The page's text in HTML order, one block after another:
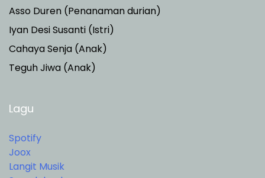
Asso Duren (Penanaman durian)
Iyan Desi Susanti (Istri)
Cahaya Senja (Anak)
Teguh Jiwa (Anak)
Lagu
Spotify
Joox
Langit Musik